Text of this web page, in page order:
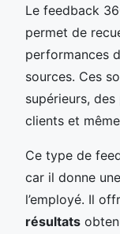
Le feedback
permet de
performances
sources. Ces
supérieurs,
clients et
Ce type de
car il donne
l’employé. Il
résultats